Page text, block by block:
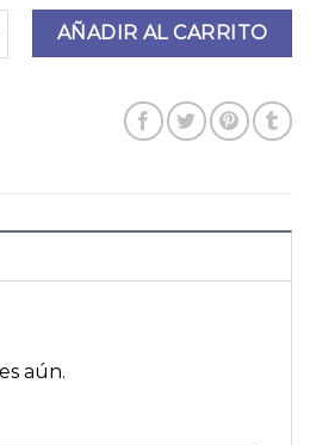
y lola cantidad
AÑADIR AL CARRITO
aún.